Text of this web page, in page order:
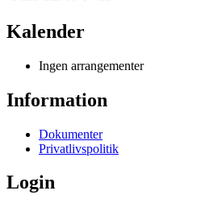
Kalender
Ingen arrangementer
Information
Dokumenter
Privatlivspolitik
Login